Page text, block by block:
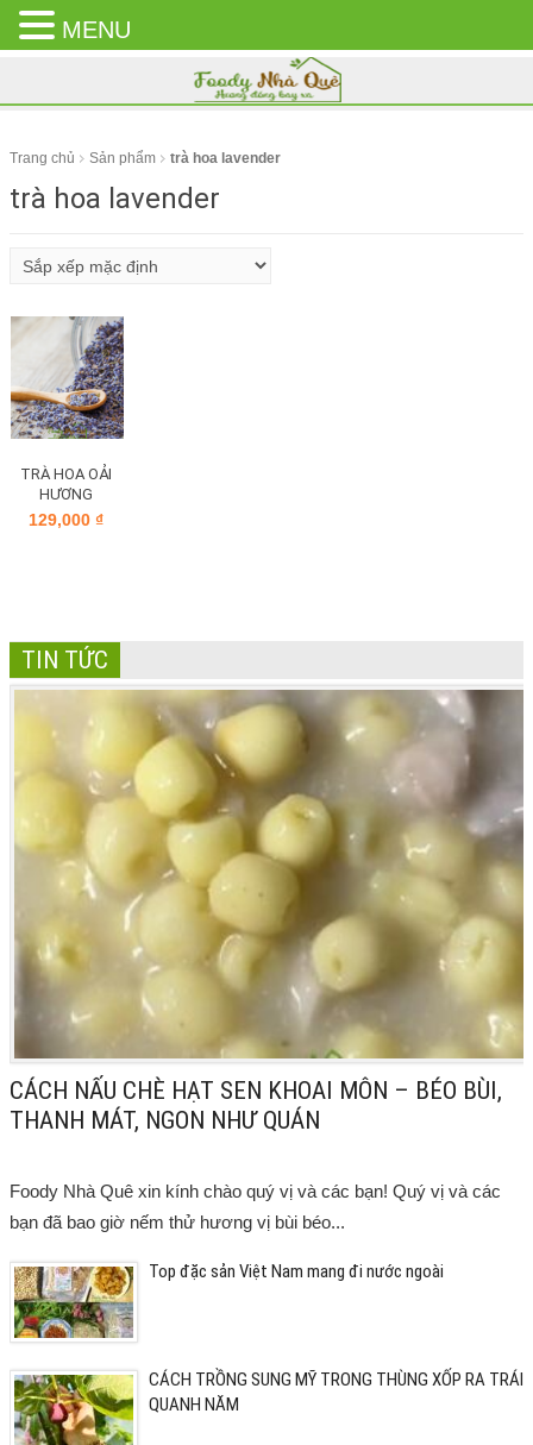
CLOSE
MENU
Trang chủ Sản phẩm trà hoa lavender
trà hoa lavender
TRÀ HOA OẢI
HƯƠNG
129,000₫
TIN TỨC
CÁCH NẤU CHÈ HẠT SEN KHOAI MÔN – BÉO BÙI,
THANH MÁT, NGON NHƯ QUÁN
Foody Nhà Quê xin kính chào quý vị và các bạn! Quý vị và các
bạn đã bao giờ nếm thử hương vị bùi béo...
Top đặc sản Việt Nam mang đi nước ngoài
CÁCH TRỒNG SUNG MỸ TRONG THÙNG XỐP RA TRÁI
QUANH NĂM
MENU